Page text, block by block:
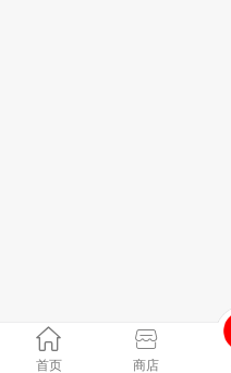
首页 商店